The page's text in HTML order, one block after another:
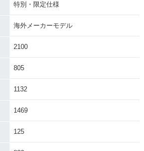
特別・限定仕様
海外メーカーモデル
2100
805
1132
1469
125